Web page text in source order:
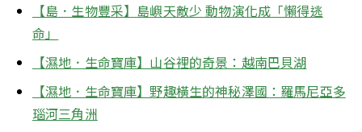
【島．生物豐采】島嶼天敵少 動物演化成「懶得逃
命」
【濕地．生命寶庫】山谷裡的奇景：越南巴貝湖
【濕地．生命寶庫】野趣橫生的神秘澤國：羅馬尼亞多
瑙河三角洲